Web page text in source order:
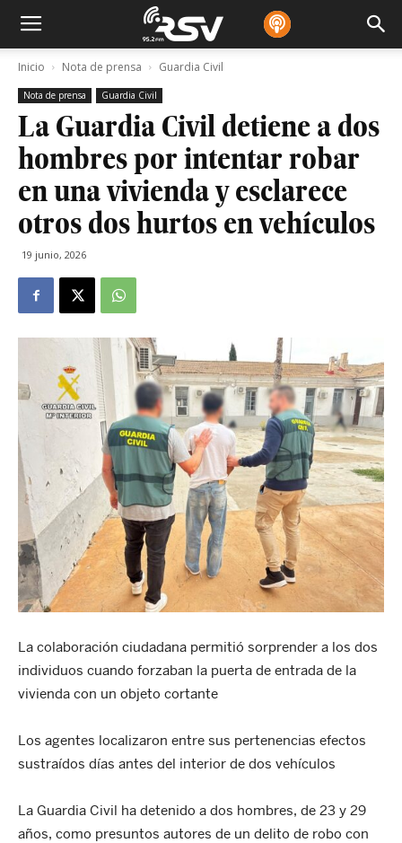
Inicio Nota de prensa Guardia Civil
Nota de prensa Guardia Civil
La Guardia Civil detiene a dos
hombres por intentar robar
en una vivienda y esclarece
otros dos hurtos en vehículos
19 junio, 2026
La colaboración ciudadana permitió sorprender a los dos
individuos cuando forzaban la puerta de entrada de la
vivienda con un objeto cortante
Los agentes localizaron entre sus pertenencias efectos
sustraídos días antes del interior de dos vehículos
La Guardia Civil ha detenido a dos hombres, de 23 y 29
años, como presuntos autores de un delito de robo con